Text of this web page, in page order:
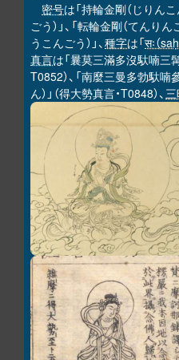
密号は「持輪金剛（じりんこ
ごう）」、「転輪金剛（てんり
うこんごう）」、種字は「सः（saḥ
真言は「曩莫三滿多沒馱喃三
T0852）、「南麼三曼多勃馱
ん）」（得大勢真言・T0848）、